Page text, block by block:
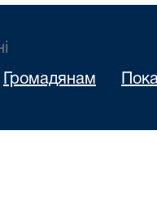
Громадянам